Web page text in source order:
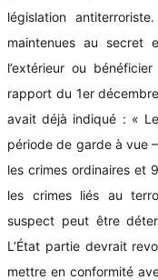
législation
maintenues au secret
l’extérieur ou
rapport du 1er
avait déjà indiqué : «
période de garde à vue
les crimes ordinaires et
les crimes liés au
suspect peut être
L’État partie devrait
mettre en conformité